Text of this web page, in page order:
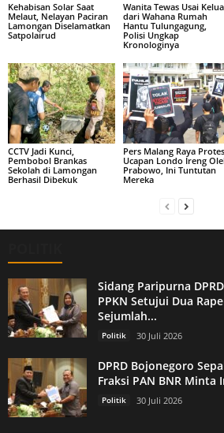
Kehabisan Solar Saat
Melaut, Nelayan Paciran
Lamongan Diselamatkan
Satpolairud
Wanita Tewas Usai
dari Wahana Rumah
Hantu Tulungagung,
Polisi Ungkap
Kronologinya
CCTV Jadi Kunci,
Pembobol Brankas
Sekolah di Lamongan
Berhasil Dibekuk
Pers Malang Raya Protes
Ucapan Londo Ireng
Prabowo, Ini Tuntutan
Mereka
Sidang Paripurna
PPKN Setujui Dua
Sejumlah...
Politik 30 Juli 2026
DPRD Bojonegoro
Fraksi PAN BNR
Politik 30 Juli 2026